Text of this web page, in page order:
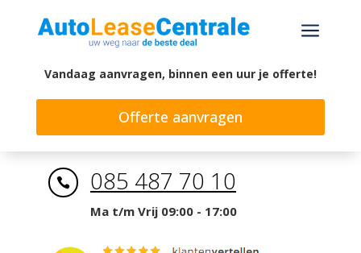
a
Vandaag aanvragen, binnen een uur je offerte!
Offerte aanvragen
 085 487 70 10
Ma t/m Vrij 09:00 - 17:00